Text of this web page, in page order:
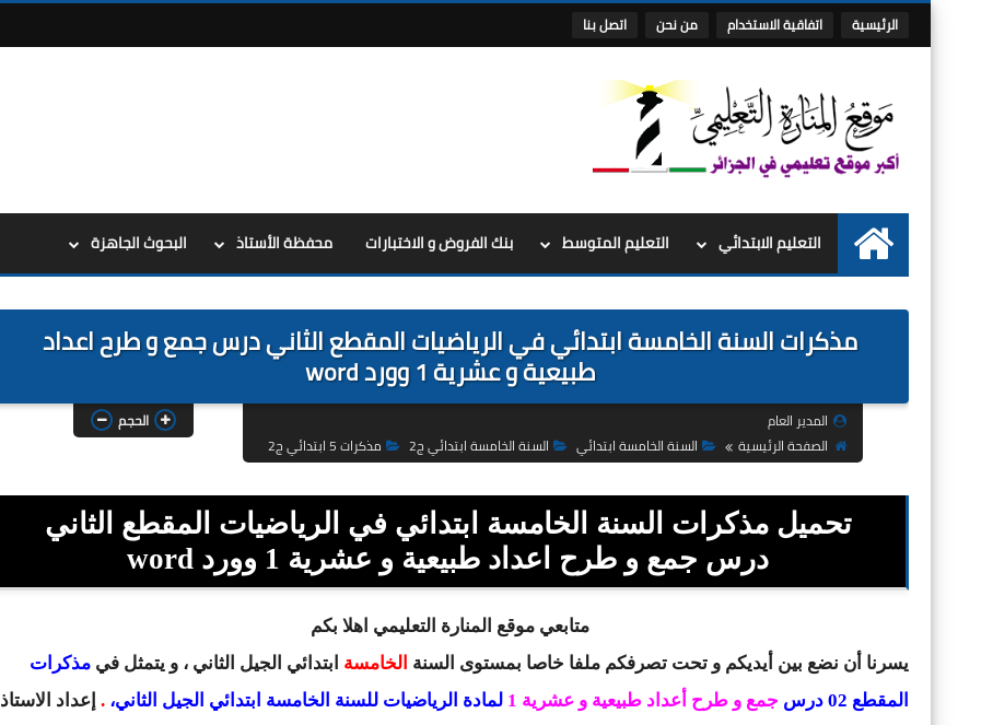
الرئيسية اتفاقية الاستخدام من نحن اتصل بنا
الرئيسية
التعليم الابتدائي التعليم المتوسط بنك الفروض و الاختبارات محفظة الأستاذ البحوث الجاهزة
مذكرات السنة الخامسة ابتدائي في الرياضيات المقطع الثاني درس جمع و طرح اعداد
طبيعية و عشرية 1 وورد word
المدير العام
الصفحة الرئيسية
السنة الخامسة ابتدائي السنة الخامسة ابتدائي ج2 مذكرات 5 ابتدائي ج2
الحجم
تحميل مذكرات السنة الخامسة ابتدائي في الرياضيات المقطع الثاني
درس جمع و طرح اعداد طبيعية و عشرية 1 وورد word
متابعي موقع المنارة التعليمي اهلا بكم
يسرنا أن نضع بين أيديكم و تحت تصرفكم ملفا خاصا بمستوى السنة الخامسة ابتدائي الجيل الثاني ، و يتمثل في مذكرات
المقطع 02 درس
جمع و طرح أعداد طبيعية و عشرية 1 لمادة الرياضيات للسنة الخامسة ابتدائي الجيل الثاني، . إعداد الاستاذ